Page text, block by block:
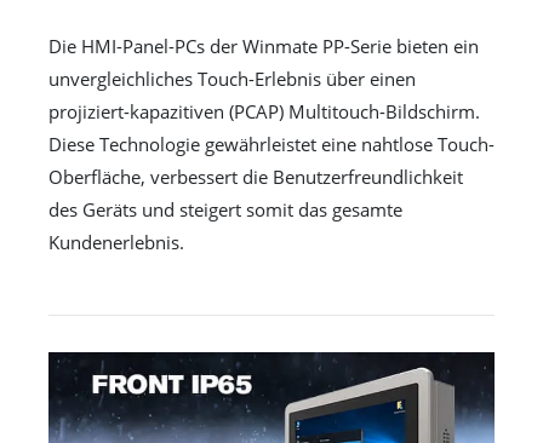
Die HMI-Panel-PCs der Winmate PP-Serie bieten ein
unvergleichliches Touch-Erlebnis über einen
projiziert-kapazitiven (PCAP) Multitouch-Bildschirm.
Diese Technologie gewährleistet eine nahtlose Touch-
Oberfläche, verbessert die Benutzerfreundlichkeit
des Geräts und steigert somit das gesamte
Kundenerlebnis.